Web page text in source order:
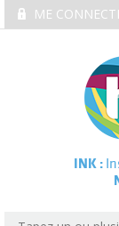
ME
INK :